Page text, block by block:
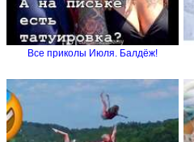
Все приколы Июля. Балдёж!